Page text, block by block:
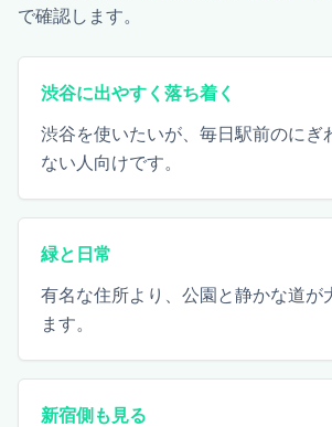
で確認します。
渋谷に出やすく落ち着く
渋谷を使いたいが、毎日駅前のにぎ
ない人向けです。
緑と日常
有名な住所より、公園と静かな道が
ます。
新宿側も見る